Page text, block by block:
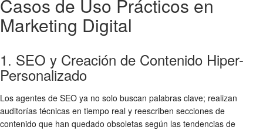
Casos de Uso Prácticos en
Marketing Digital
1. SEO y Creación de Contenido Hiper-
Personalizado
Los agentes de SEO ya no solo buscan palabras clave; realizan
auditorías técnicas en tiempo real y reescriben secciones de
contenido que han quedado obsoletas según las tendencias de